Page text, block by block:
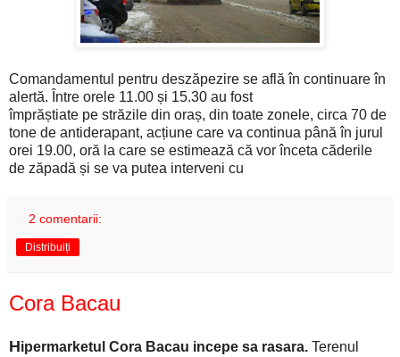
Comandamentul pentru deszăpezire se află în continuare în
alertă. Între orele 11.00 și 15.30 au fost
împrăștiate pe străzile din oraș, din toate zonele, circa 70 de
tone de antiderapant, acțiune care va continua până în jurul
orei 19.00, oră la care se estimează că vor înceta căderile
de zăpadă și se va putea interveni cu
2 comentarii:
Distribuiți
Cora Bacau
Hipermarketul Cora Bacau incepe sa rasara. Terenul